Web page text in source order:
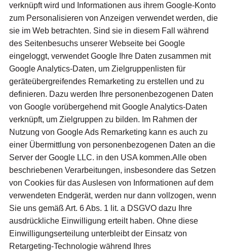
verknüpft wird und Informationen aus ihrem Google-Konto
zum Personalisieren von Anzeigen verwendet werden, die
sie im Web betrachten. Sind sie in diesem Fall während
des Seitenbesuchs unserer Webseite bei Google
eingeloggt, verwendet Google Ihre Daten zusammen mit
Google Analytics-Daten, um Zielgruppenlisten für
geräteübergreifendes Remarketing zu erstellen und zu
definieren. Dazu werden Ihre personenbezogenen Daten
von Google vorübergehend mit Google Analytics-Daten
verknüpft, um Zielgruppen zu bilden. Im Rahmen der
Nutzung von Google Ads Remarketing kann es auch zu
einer Übermittlung von personenbezogenen Daten an die
Server der Google LLC. in den USA kommen.Alle oben
beschriebenen Verarbeitungen, insbesondere das Setzen
von Cookies für das Auslesen von Informationen auf dem
verwendeten Endgerät, werden nur dann vollzogen, wenn
Sie uns gemäß Art. 6 Abs. 1 lit. a DSGVO dazu Ihre
ausdrückliche Einwilligung erteilt haben. Ohne diese
Einwilligungserteilung unterbleibt der Einsatz von
Retargeting-Technologie während Ihres